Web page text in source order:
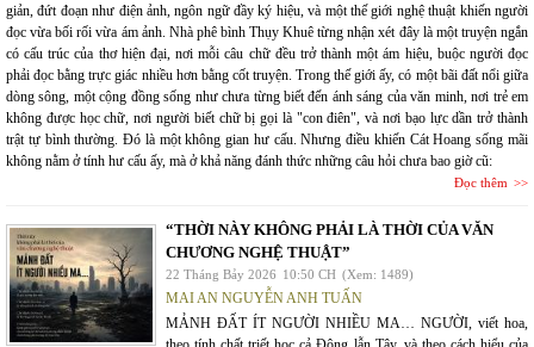
giản, đứt đoạn như điện ảnh, ngôn ngữ đầy ký hiệu, và một thế giới nghệ thuật khiến người
đọc vừa bối rối vừa ám ảnh. Nhà phê bình Thụy Khuê từng nhận xét đây là một truyện ngắn
có cấu trúc của thơ hiện đại, nơi mỗi câu chữ đều trở thành một ám hiệu, buộc người đọc
phải đọc bằng trực giác nhiều hơn bằng cốt truyện. Trong thế giới ấy, có một bãi đất nổi giữa
dòng sông, một cộng đồng sống như chưa từng biết đến ánh sáng của văn minh, nơi trẻ em
không được học chữ, nơi người biết chữ bị gọi là "con điên", và nơi bạo lực dần trở thành
trật tự bình thường. Đó là một không gian hư cấu. Nhưng điều khiến Cát Hoang sống mãi
không nằm ở tính hư cấu ấy, mà ở khả năng đánh thức những câu hỏi chưa bao giờ cũ:
Đọc thêm
“THỜI NÀY KHÔNG PHẢI LÀ THỜI CỦA VĂN
CHƯƠNG NGHỆ THUẬT”
22 Tháng Bảy 2026 10:50 CH (Xem: 1489)
MAI AN NGUYỄN ANH TUẤN
MẢNH ĐẤT ÍT NGƯỜI NHIỀU MA… NGƯỜI, viết hoa,